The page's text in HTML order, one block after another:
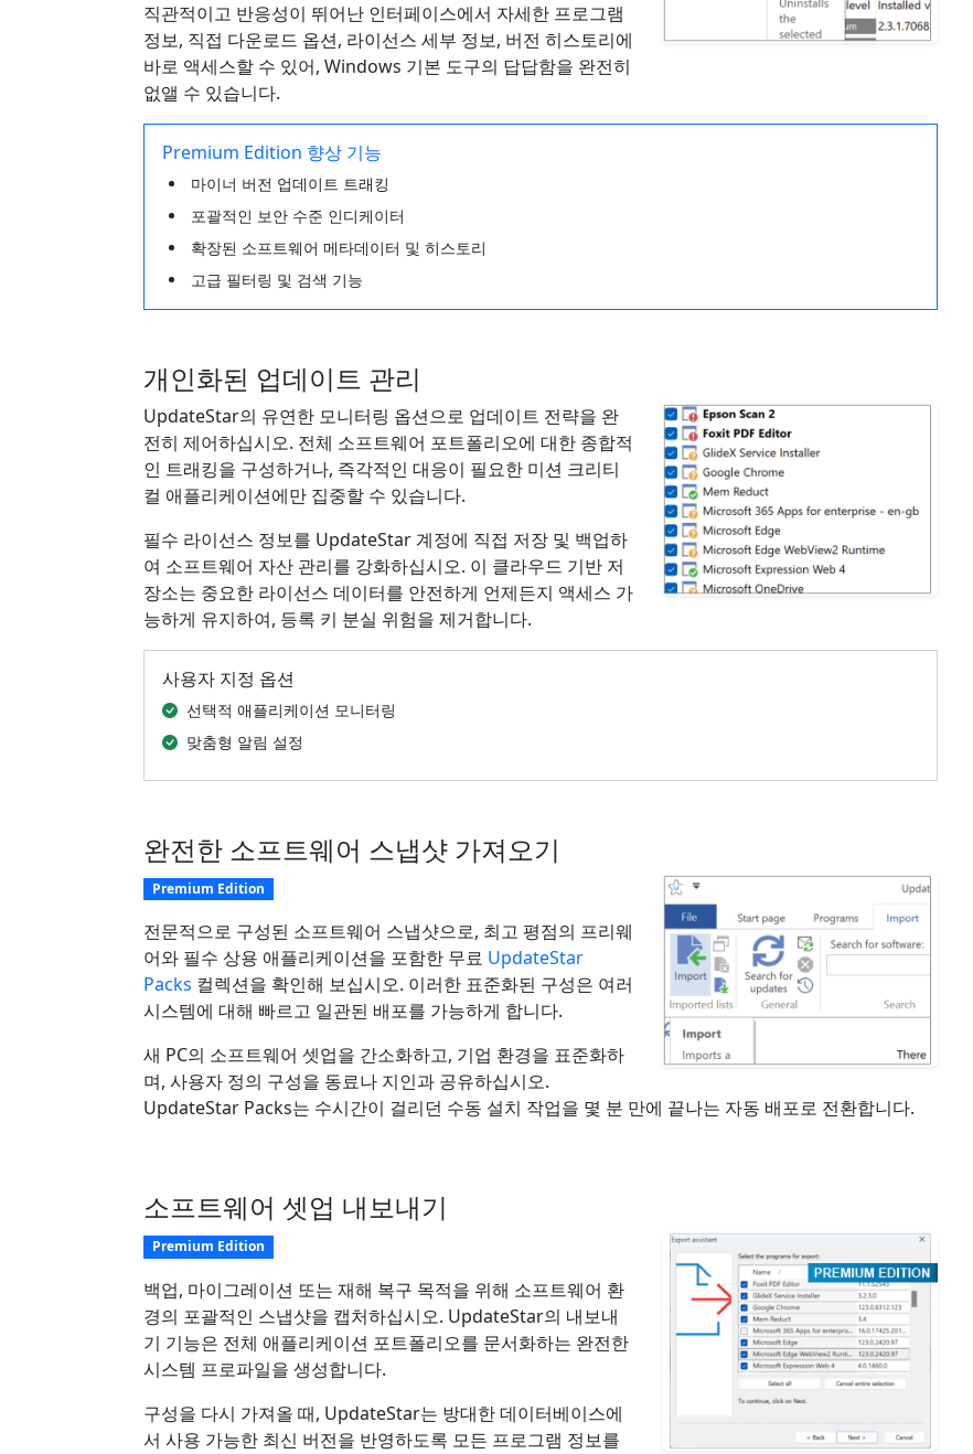
직관적이고 반응성이 뛰어난 인터페이스에서 자세한 프로그램
정보, 직접 다운로드 옵션, 라이선스 세부 정보, 버전 히스토리에
바로 액세스할 수 있어, Windows 기본 도구의 답답함을 완전히
없앨 수 있습니다.
Premium Edition 향상 기능
마이너 버전 업데이트 트래킹
포괄적인 보안 수준 인디케이터
확장된 소프트웨어 메타데이터 및 히스토리
고급 필터링 및 검색 기능
개인화된 업데이트 관리
UpdateStar의 유연한 모니터링 옵션으로 업데이트 전략을 완
전히 제어하십시오. 전체 소프트웨어 포트폴리오에 대한 종합적
인 트래킹을 구성하거나, 즉각적인 대응이 필요한 미션 크리티
컬 애플리케이션에만 집중할 수 있습니다.
필수 라이선스 정보를 UpdateStar 계정에 직접 저장 및 백업하
여 소프트웨어 자산 관리를 강화하십시오. 이 클라우드 기반 저
장소는 중요한 라이선스 데이터를 안전하게 언제든지 액세스 가
능하게 유지하여, 등록 키 분실 위험을 제거합니다.
사용자 지정 옵션
선택적 애플리케이션 모니터링
맞춤형 알림 설정
완전한 소프트웨어 스냅샷 가져오기
Premium Edition
전문적으로 구성된 소프트웨어 스냅샷으로, 최고 평점의 프리웨
어와 필수 상용 애플리케이션을 포함한 무료 UpdateStar
Packs 컬렉션을 확인해 보십시오. 이러한 표준화된 구성은 여러
시스템에 대해 빠르고 일관된 배포를 가능하게 합니다.
새 PC의 소프트웨어 셋업을 간소화하고, 기업 환경을 표준화하
며, 사용자 정의 구성을 동료나 지인과 공유하십시오.
UpdateStar Packs는 수시간이 걸리던 수동 설치 작업을 몇 분 만에 끝나는 자동 배포로 전환합니다.
소프트웨어 셋업 내보내기
Premium Edition
백업, 마이그레이션 또는 재해 복구 목적을 위해 소프트웨어 환
경의 포괄적인 스냅샷을 캡처하십시오. UpdateStar의 내보내
기 기능은 전체 애플리케이션 포트폴리오를 문서화하는 완전한
시스템 프로파일을 생성합니다.
구성을 다시 가져올 때, UpdateStar는 방대한 데이터베이스에
서 사용 가능한 최신 버전을 반영하도록 모든 프로그램 정보를